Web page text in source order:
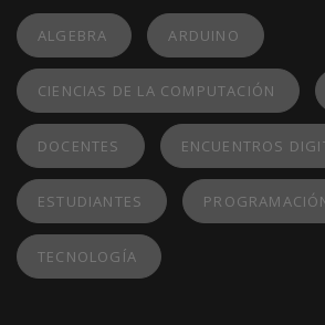
ALGEBRA ARDUINO
CIENCIAS DE LA COMPUTACIÓN
DOCENTES ENCUENTROS
ESTUDIANTES
TECNOLOGÍA